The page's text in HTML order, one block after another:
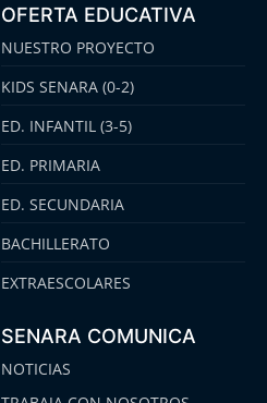
OFERTA EDUCATIVA
NUESTRO PROYECTO
KIDS SENARA (0-2)
ED. INFANTIL (3-5)
ED. PRIMARIA
ED. SECUNDARIA
BACHILLERATO
EXTRAESCOLARES
SENARA COMUNICA
NOTICIAS